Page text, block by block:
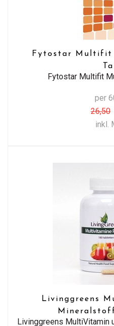
Fytostar Multifit
Fytostar Multifit
per
26,50
inkl.
Livinggreens
Livinggreens MultiVitamin